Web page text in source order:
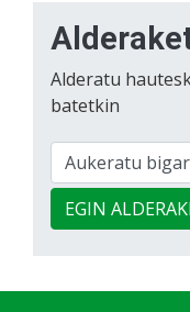
Alderatu
batetkin
EGIN